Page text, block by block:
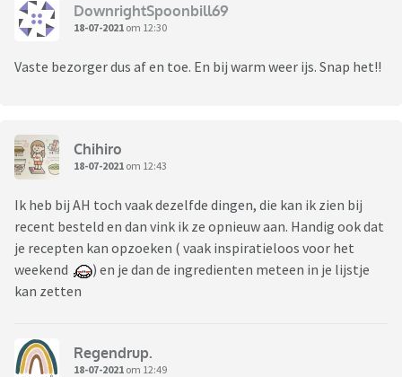
DownrightSpoonbill69
18-07-2021 om 12:30
Vaste bezorger dus af en toe. En bij warm weer ijs. Snap het!!
Chihiro
18-07-2021 om 12:43
Ik heb bij AH toch vaak dezelfde dingen, die kan ik zien bij
recent besteld en dan vink ik ze opnieuw aan. Handig ook dat
je recepten kan opzoeken ( vaak inspiratieloos voor het
weekend
) en je dan de ingredienten meteen in je lijstje
kan zetten
Regendrup.
18-07-2021 om 12:49